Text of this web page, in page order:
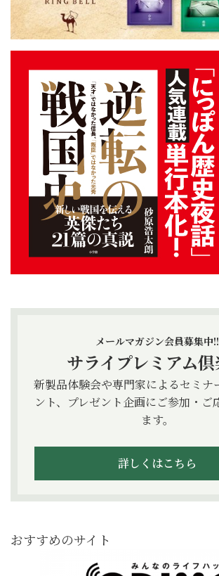
メールマガジン会員募集中!!
サライプレミアム
新製品体験会や専門家によるセミナ
ント、プレゼント企画にご参加・ご
ます。
詳しくはこちら
おすすめのサイト